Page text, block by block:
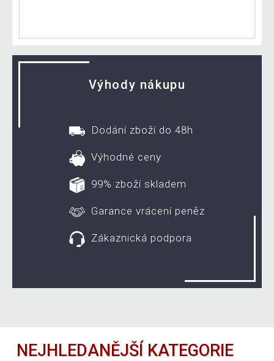
Výhody nákupu
Dodání zboží do 48h
Výhodné ceny
99% zboží skladem
Garance vrácení peněz
Zákaznická podpora
NEJHLEDANĚJŠÍ KATEGORIE